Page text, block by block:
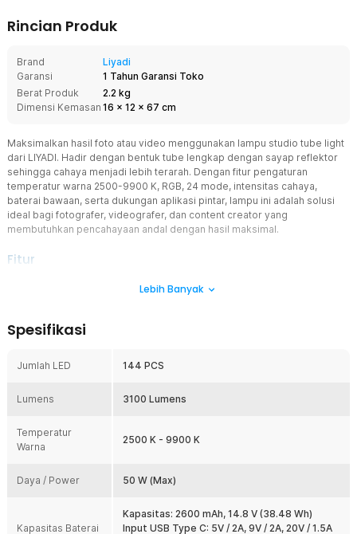
Rincian Produk
Brand
Liyadi
Garansi
1 Tahun Garansi Toko
Berat Produk
2.2 kg
Dimensi Kemasan 16 x 12 x 67 cm
Maksimalkan hasil foto atau video menggunakan lampu studio tube light
dari LIYADI. Hadir dengan bentuk tube lengkap dengan sayap reflektor
sehingga cahaya menjadi lebih terarah. Dengan fitur pengaturan
temperatur warna 2500-9900 K, RGB, 24 mode, intensitas cahaya,
baterai bawaan, serta dukungan aplikasi pintar, lampu ini adalah solusi
ideal bagi fotografer, videografer, dan content creator yang
membutuhkan pencahayaan andal dengan hasil maksimal.
Fitur
Pencahayaan Lembut dan Detail
100% yang memungkinkan Anda mengatur tingkat kecerahan
Hasilkan Ribuan Warna
36000 warna kombinasi RGB. Anda bisa memilih warna dari seluruh
Anda juga bisa mengatur seberapa pekat warna yang ditampilkan.
Reproduksi Warna Akurat
yang natural dan akurat, menjaga detail serta warna objek agar
natural, tajam, dan mendekati aslinya.
Cahaya Lebih Terarah
Lebih Banyak
Spesifikasi
Jumlah LED 144 PCS
Lumens 3100 Lumens
Temperatur
Warna
2500 K - 9900 K
Daya / Power 50 W (Max)
Kapasitas Baterai
Kapasitas: 2600 mAh, 14.8 V (38.48 Wh)
Input USB Type C: 5V / 2A, 9V / 2A, 20V / 1.5A